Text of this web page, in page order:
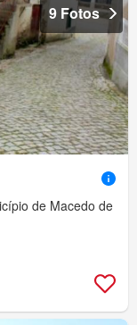
9 Fotos
de Macedo de